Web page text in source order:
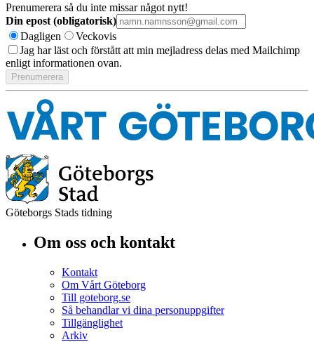
Prenumerera så du inte missar något nytt!
Din epost (obligatorisk)
Dagligen
Veckovis
Jag har läst och förstått att min mejladress delas med Mailchimp
enligt informationen ovan.
Göteborgs Stads tidning
Om oss och kontakt
Kontakt
Om Vårt Göteborg
Till goteborg.se
Så behandlar vi dina personuppgifter
Tillgänglighet
Arkiv